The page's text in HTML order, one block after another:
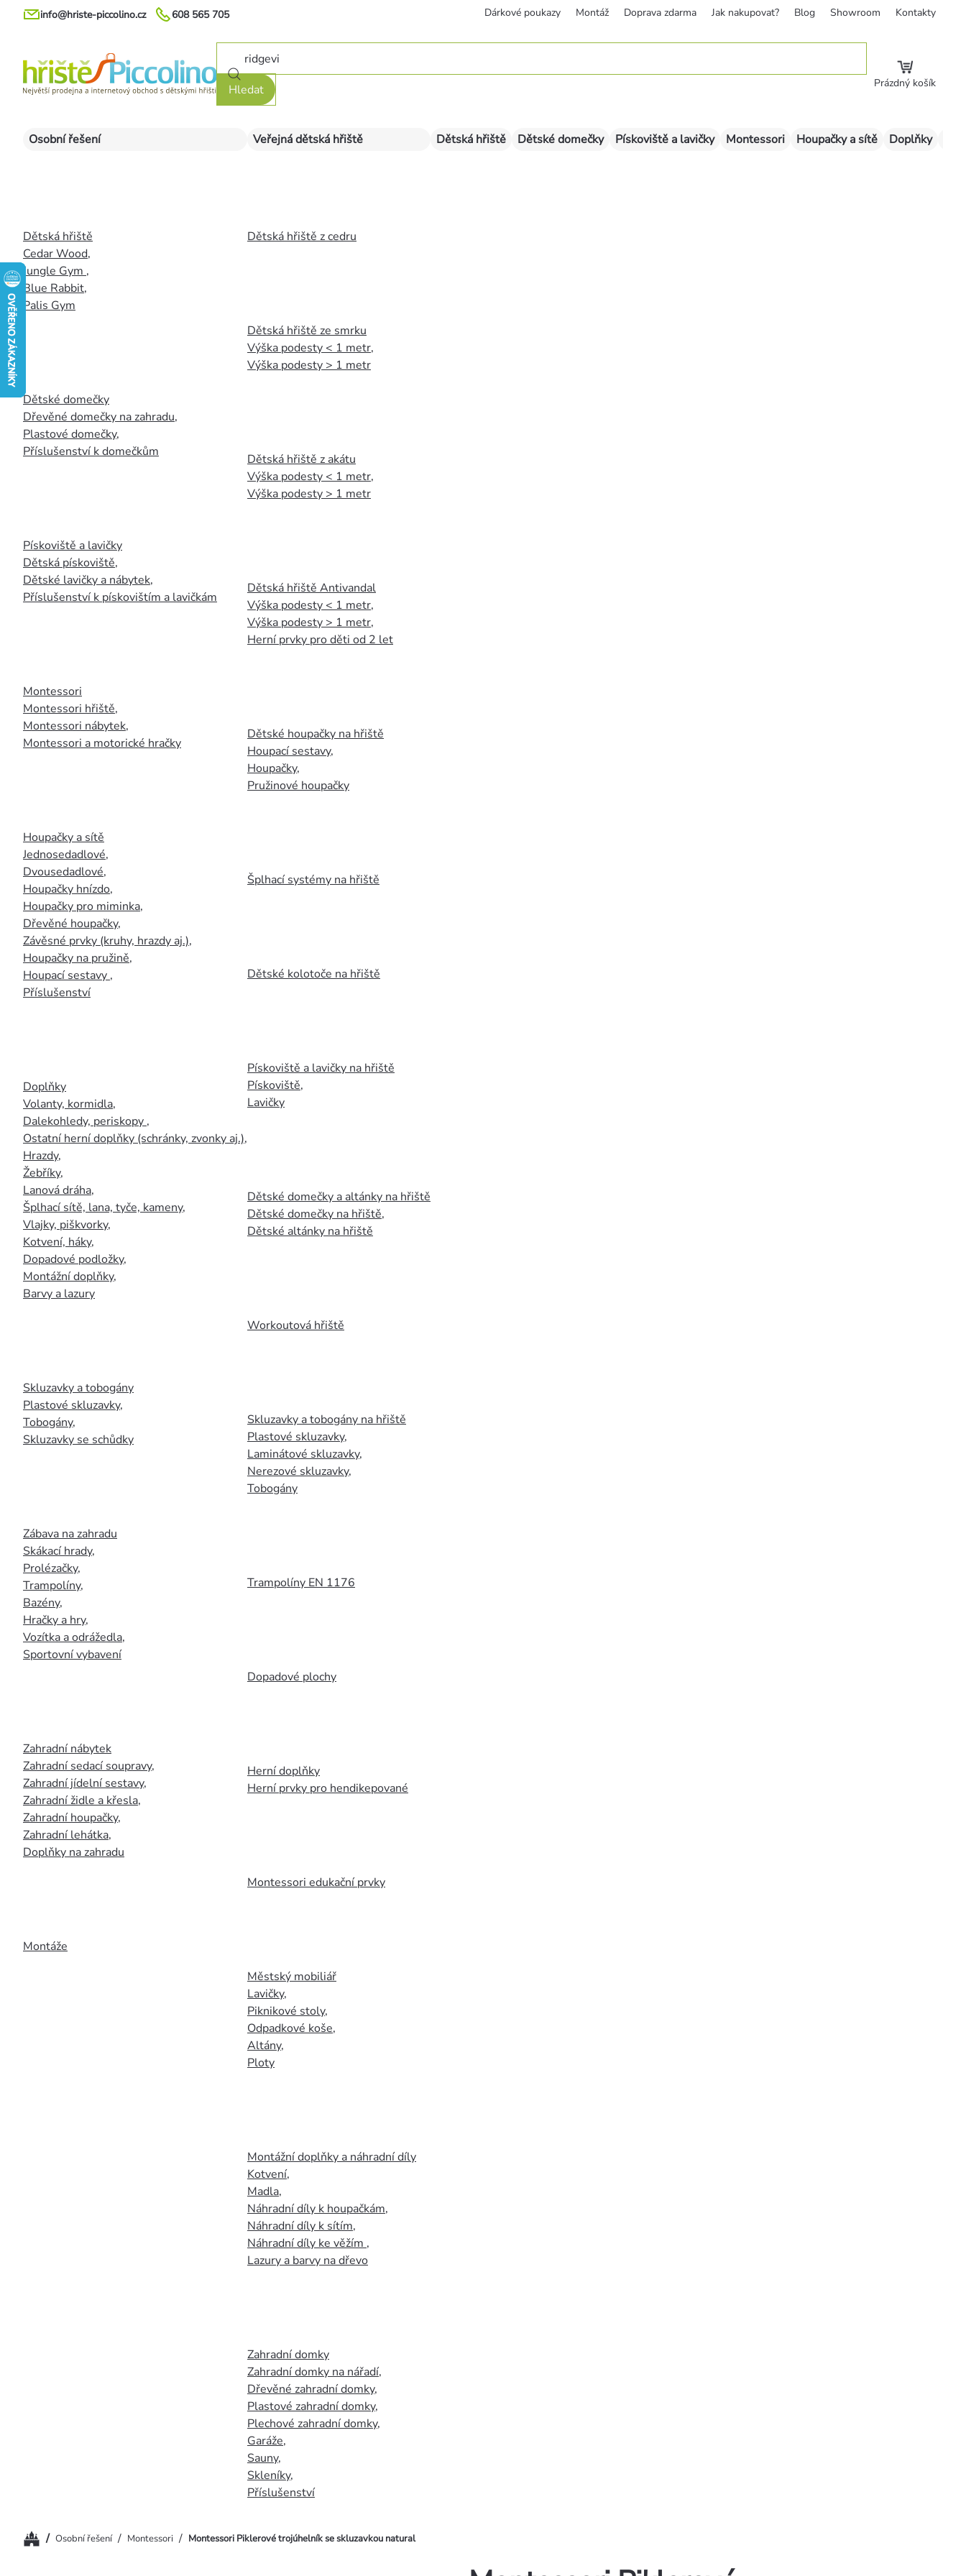
Přejít
608 565 705
info@hriste-piccolino.cz Dárkové poukazy Montáž Doprava zdarma Jak nakupovat? Blog Showroom Kontakty
Hledat Prázdný košík
Osobní řešení
Dětská hřiště
Cedar Wood,
Jungle Gym ,
Blue Rabbit,
Palis Gym
Dětské domečky
Dřevěné domečky na zahradu,
Plastové domečky,
Příslušenství k domečkům
Pískoviště a lavičky
Dětská pískoviště,
Dětské lavičky a nábytek,
Příslušenství k pískovištím a lavičkám
Montessori
Montessori hřiště,
Montessori nábytek,
Montessori a motorické hračky
Houpačky a sítě
Jednosedadlové,
Dvousedadlové,
Houpačky hnízdo,
Houpačky pro miminka,
Dřevěné houpačky,
Závěsné prvky (kruhy, hrazdy aj.),
Houpačky na pružině,
Houpací sestavy ,
Příslušenství
Doplňky
Volanty, kormidla,
Dalekohledy, periskopy ,
Ostatní herní doplňky (schránky, zvonky aj.),
Hrazdy,
Žebříky,
Lanová dráha,
Šplhací sítě, lana, tyče, kameny,
Vlajky, piškvorky,
Kotvení, háky,
Dopadové podložky,
Montážní doplňky,
Barvy a lazury
Skluzavky a tobogány
Plastové skluzavky,
Tobogány,
Skluzavky se schůdky
Zábava na zahradu
Skákací hrady,
Prolézačky,
Trampolíny,
Bazény,
Hračky a hry,
Vozítka a odrážedla,
Sportovní vybavení
Zahradní nábytek
Zahradní sedací soupravy,
Zahradní jídelní sestavy,
Zahradní židle a křesla,
Zahradní houpačky,
Zahradní lehátka,
Doplňky na zahradu
Montáže
Veřejná dětská hřiště
Dětská hřiště z cedru
Dětská hřiště ze smrku
Výška podesty < 1 metr,
Výška podesty > 1 metr
Dětská hřiště z akátu
Výška podesty < 1 metr,
Výška podesty > 1 metr
Dětská hřiště Antivandal
Výška podesty < 1 metr,
Výška podesty > 1 metr,
Herní prvky pro děti od 2 let
Dětské houpačky na hřiště
Houpací sestavy,
Houpačky,
Pružinové houpačky
Šplhací systémy na hřiště
Dětské kolotoče na hřiště
Pískoviště a lavičky na hřiště
Pískoviště,
Lavičky
Dětské domečky a altánky na hřiště
Dětské domečky na hřiště,
Dětské altánky na hřiště
Workoutová hřiště
Skluzavky a tobogány na hřiště
Plastové skluzavky,
Laminátové skluzavky,
Nerezové skluzavky,
Tobogány
Trampolíny EN 1176
Dopadové plochy
Herní doplňky
Herní prvky pro hendikepované
Montessori edukační prvky
Městský mobiliář
Lavičky,
Piknikové stoly,
Odpadkové koše,
Altány,
Ploty
Montážní doplňky a náhradní díly
Kotvení,
Madla,
Náhradní díly k houpačkám,
Náhradní díly k sítím,
Náhradní díly ke věžím ,
Lazury a barvy na dřevo
Zahradní domky
Zahradní domky na nářadí,
Dřevěné zahradní domky,
Plastové zahradní domky,
Plechové zahradní domky,
Garáže,
Sauny,
Skleníky,
Příslušenství
Dětská hřiště Dětské domečky Pískoviště a lavičky Montessori Houpačky a sítě Doplňky
Domů/ Osobní řešení / Montessori / Montessori Piklerové trojúhelník se skluzavkou natural